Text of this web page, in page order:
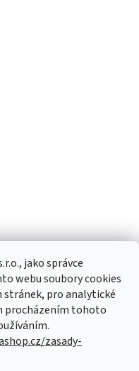
jako správce
webu soubory cookies
stránek, pro analytické
procházením tohoto
zasady-